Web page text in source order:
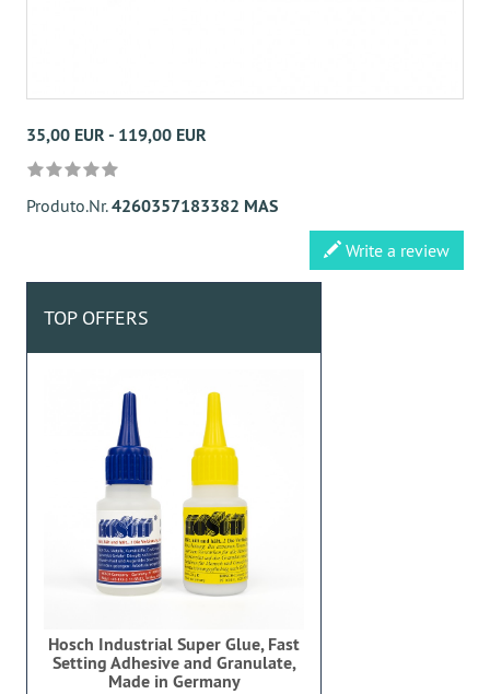
35,00 EUR - 119,00 EUR
Produto.Nr.4260357183382 MAS
Write a review
TOP OFFERS
Hosch Industrial Super Glue, Fast
Setting Adhesive and Granulate,
Made in Germany